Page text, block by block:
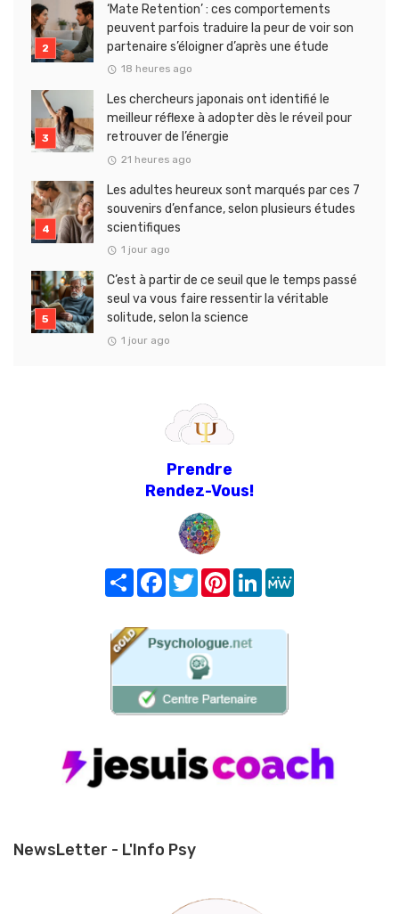
‘Mate Retention’ : ces comportements
peuvent parfois traduire la peur de voir son
partenaire s’éloigner d’après une étude
18 heures ago
Les chercheurs japonais ont identifié le
meilleur réflexe à adopter dès le réveil pour
retrouver de l’énergie
21 heures ago
Les adultes heureux sont marqués par ces 7
souvenirs d’enfance, selon plusieurs études
scientifiques
1 jour ago
C’est à partir de ce seuil que le temps passé
seul va vous faire ressentir la véritable
solitude, selon la science
1 jour ago
Prendre
Rendez-Vous!
Share FacebookTwitterPinterest
LinkedIn
NewsLetter - L'Info Psy